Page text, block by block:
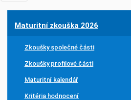
Maturitní zkouška 2026
Zkoušky společné části
Zkoušky profilové části
Maturitní kalendář
Kritéria hodnocení